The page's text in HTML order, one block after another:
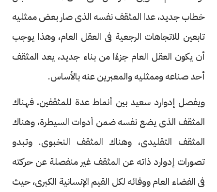
خطاب جديد، عدا المثقف نفسه الذى صار بعض ممثليه
تابعين للاتجاهات الرجعية فى العقل العام، وهذا يوجب
أن يكون العقل العام جزءًا من بناء جديد، يعد المثقف
أحد صناعه وممثليه والمعبرين عنه بالأساس.
ويفصل إدوارد سعيد بين أنماط عدة للمثقفين، فهناك
المثقف الذى يضع نفسه ضمن أدوات السيطرة، وهناك
المثقف التقليدى، وهناك المثقف النخبوى. وتبدو
تصورات إدوارد ذاته عن المثقف غير منفصلة عن حركته
فى الفضاء العام ووفائه لكل القيم الإنسانية الكبرى، حيث